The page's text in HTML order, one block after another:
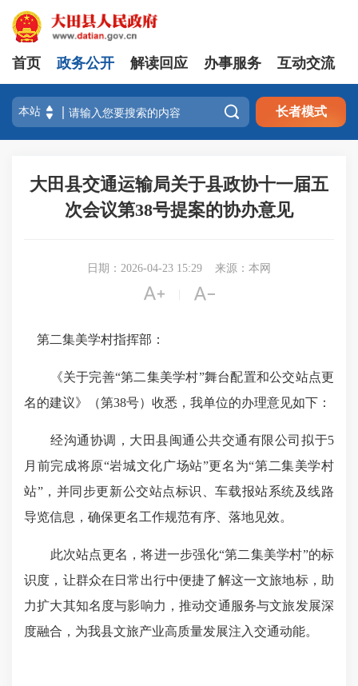
首页 政务公开 解读回应 办事服务 互动交流
 长者模式
大田县交通运输局关于县政协十一届五
次会议第38号提案的协办意见
日期：2026-04-23 15:29 来源：本网
 
第二集美学村指挥部：
《关于完善“第二集美学村”舞台配置和公交站点更
名的建议》（第38号）收悉，我单位的办理意见如下：
经沟通协调， 大田县闽通公共交通有限公司 拟于5
月前完成将原“岩城文化广场站”更名为“第二集美学村
站”， 并同步更新公交站点标识、车载报站系统及线路
导览信息，确保更名工作规范有序、落地见效。
此次站点更名，将进一步强化“第二集美学村”的标
识度，让群众在日常出行中便捷了解这一文旅地标，助
力扩大其知名度与影响力，推动交通服务与文旅发展深
度融合，为我县文旅产业高质量发展注入交通动能。